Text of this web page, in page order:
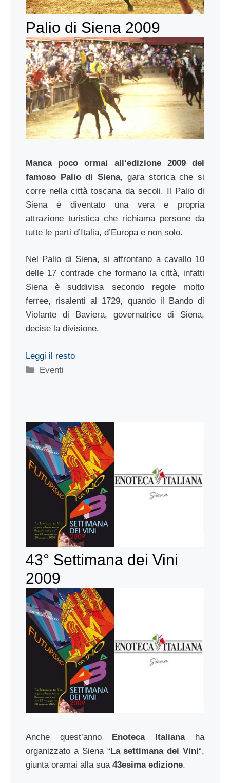
Palio di Siena 2009
Manca poco ormai all’edizione 2009 del
famoso Palio di Siena, gara storica che si
corre nella città toscana da secoli. Il Palio di
Siena è diventato una vera e propria
attrazione turistica che richiama persone da
tutte le parti d’Italia, d’Europa e non solo.
Nel Palio di Siena, si affrontano a cavallo 10
delle 17 contrade che formano la città, infatti
Siena è suddivisa secondo regole molto
ferree, risalenti al 1729, quando il Bando di
Violante di Baviera, governatrice di Siena,
decise la divisione.
Leggi il resto
Categorie
Eventi
43° Settimana dei Vini
2009
Anche quest’anno Enoteca Italianaha
organizzato a Siena “ La settimana dei Vini“,
giunta oramai alla sua 43esima edizione.